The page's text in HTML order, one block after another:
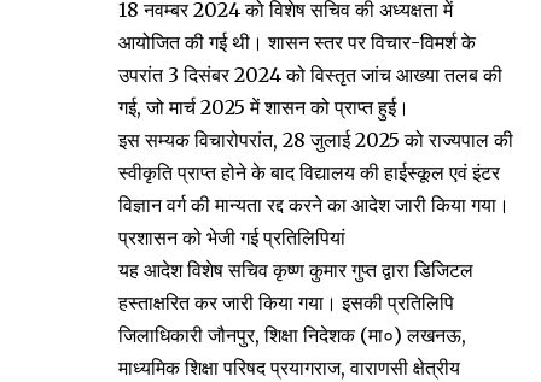
18 नवम्बर 2024 को विशेष सचिव की अध्यक्षता में
आयोजित की गई थी। शासन स्तर पर विचार-विमर्श के
उपरांत 3 दिसंबर 2024 को विस्तृत जांच आख्या तलब की
गई, जो मार्च 2025 में शासन को प्राप्त हुई।
इस सम्यक विचारोपरांत, 28 जुलाई 2025 को राज्यपाल की
स्वीकृति प्राप्त होने के बाद विद्यालय की हाईस्कूल एवं इंटर
विज्ञान वर्ग की मान्यता रद्द करने का आदेश जारी किया गया।
प्रशासन को भेजी गई प्रतिलिपियां
यह आदेश विशेष सचिव कृष्ण कुमार गुप्त द्वारा डिजिटल
हस्ताक्षरित कर जारी किया गया। इसकी प्रतिलिपि
जिलाधिकारी जौनपुर, शिक्षा निदेशक (मा०) लखनऊ,
माध्यमिक शिक्षा परिषद प्रयागराज, वाराणसी क्षेत्रीय